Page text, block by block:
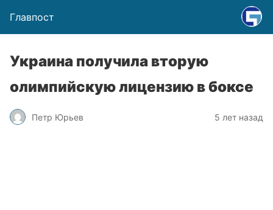
Главпост
Украина получила вторую
олимпийскую лицензию в боксе
Петр Юрьев 5 лет назад